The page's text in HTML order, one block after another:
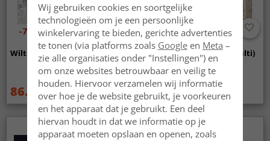
-70%
Wilton - Lefkada (wit/multi)
86.99 € 289 €
Wilton - Delpha (beige/multi)
134.99 € 189 €
Wij gebruiken cookies en soortgelijke
technologieën om je een persoonlijke
winkelervaring te bieden, gerichte advertenties
te tonen (via platforms zoals Googleen Meta –
zie alle organisaties onder "Instellingen") en
om onze websites betrouwbaar en veilig te
houden. Hiervoor verzamelen wij informatie
over hoe je de website gebruikt, je voorkeuren
en het apparaat dat je gebruikt. Een deel
hiervan houdt in dat we informatie op je
apparaat moeten opslaan en openen, zoals